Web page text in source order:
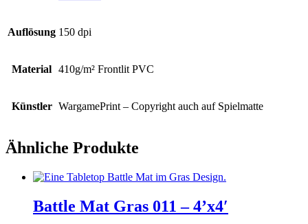
Auflösung 150 dpi
Material 410g/m² Frontlit PVC
Künstler WargamePrint – Copyright auch auf Spielmatte
Ähnliche Produkte
Battle Mat Gras 011 – 4’x4′